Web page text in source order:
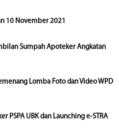
10 November 2021
Sumpah Apoteker Angkatan
Lomba Foto dan Video WPD
PSPA UBK dan Launching e-STRA